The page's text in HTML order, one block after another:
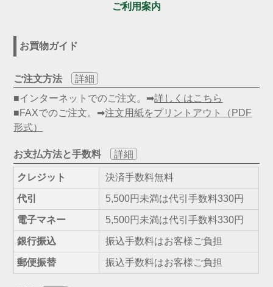
ご利用案内
お買物ガイド
ご注文方法
詳細
■インターネットでのご注文。➡詳しくはこちら
■FAXでのご注文。➡注文用紙をプリントアウト（PDF
形式）
お支払方法と手数料 詳細
クレジット 決済手数料無料
代引 5,500円未満は代引手数料330円
電子マネー 5,500円未満は代引手数料330円
銀行振込 振込手数料はお客様ご負担
郵便振替 振込手数料はお客様ご負担